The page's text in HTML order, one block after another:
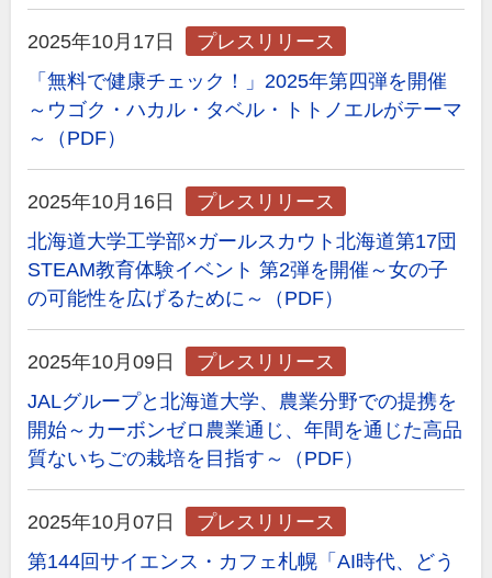
2025年10月17日
プレスリリース
「無料で健康チェック！」2025年第四弾を開催
～ウゴク・ハカル・タベル・トトノエルがテーマ
～（PDF）
2025年10月16日
プレスリリース
北海道大学工学部×ガールスカウト北海道第17団
STEAM教育体験イベント 第2弾を開催～女の子
の可能性を広げるために～（PDF）
2025年10月09日
プレスリリース
JALグループと北海道大学、農業分野での提携を
開始～カーボンゼロ農業通じ、年間を通じた高品
質ないちごの栽培を目指す～（PDF）
2025年10月07日
プレスリリース
第144回サイエンス・カフェ札幌「AI時代、どう